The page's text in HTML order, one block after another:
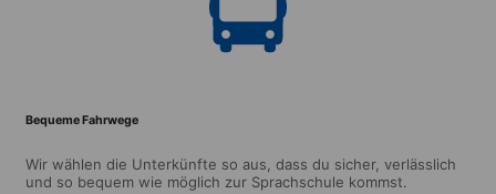
Bequeme Fahrwege
Wir wählen die Unterkünfte so aus, dass du sicher, verlässlich
und so bequem wie möglich zur Sprachschule kommst.